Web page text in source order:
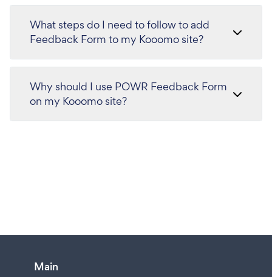
What steps do I need to follow to add
Feedback Form to my Kooomo site?
Why should I use POWR Feedback Form
on my Kooomo site?
Main